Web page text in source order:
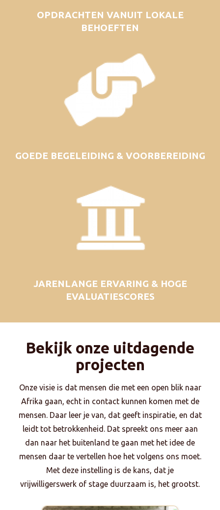
OPDRACHTEN VANUIT LOKALE
BEHOEFTEN
GOEDE BEGELEIDING & VOORBEREIDING
JARENLANGE ERVARING & HOGE
EVALUATIESCORES
Bekijk onze uitdagende
projecten
Onze visie is dat mensen die met een open blik naar
Afrika gaan, echt in contact kunnen komen met de
mensen. Daar leer je van, dat geeft inspiratie, en dat
leidt tot betrokkenheid. Dat spreekt ons meer aan
dan naar het buitenland te gaan met het idee de
mensen daar te vertellen hoe het volgens ons moet.
Met deze instelling is de kans, dat je
vrijwilligerswerk of stage duurzaam is, het grootst.